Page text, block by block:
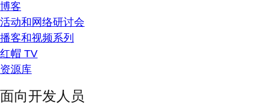
博客
活动和网络研讨会
播客和视频系列
红帽 TV
资源库
面向开发人员